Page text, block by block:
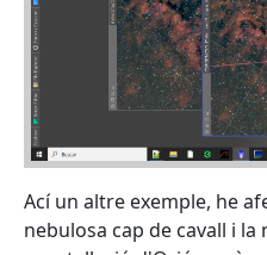
Ací un altre exemple, he
nebulosa cap de cavall i